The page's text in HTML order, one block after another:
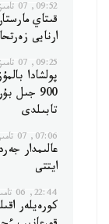
09:52, 07 تامىز 2026
قىتاي
ارنايى
09:25, 07 تامىز 2026
پولشادا
900
تابىلدى
07:06, 07 تامىز 2026
عالىمدار
ايتتى
22:44, 06 تامىز 2026
كورەيلەر